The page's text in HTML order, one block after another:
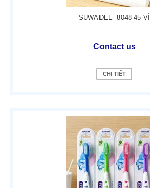
SUWADEE -8048-45-VỈ
Contact us
CHI TIẾT